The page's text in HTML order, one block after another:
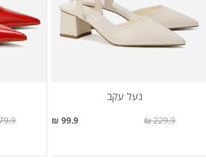
נעל עקב
99.9 ₪ 229.9 ₪
₪